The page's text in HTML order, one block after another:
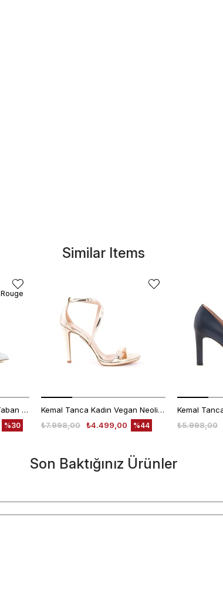
Similar Items
Rouge Kadın Taşlı Neolit Taban Beyaz Süet Gece & Abiye Ayakkabı
%30
Rouge
Kemal Tanca Kadın Vegan Neolit Taban Rose Gece & Abiye Sandalet
₺4.499,00
₺7.998,00 %44 ₺5.998,00
Son Baktığınız Ürünler